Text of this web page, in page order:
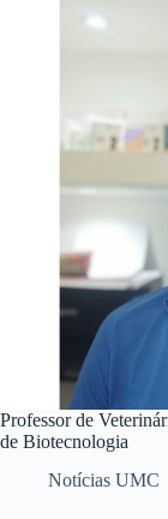
Professor de
de Biotecnologia
Notícias UMC